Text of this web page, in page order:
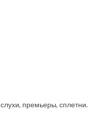
слухи, премьеры, сплетни.